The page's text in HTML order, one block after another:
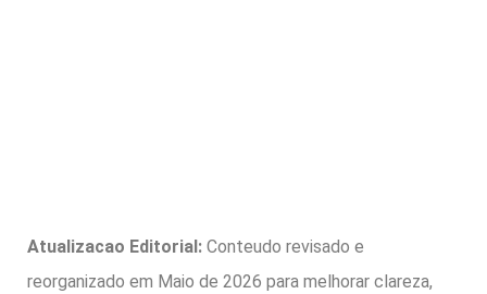
Atualizacao Editorial: Conteudo revisado e
reorganizado em Maio de 2026 para melhorar clareza,